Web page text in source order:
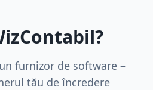
furnizor de software –
tău de încredere